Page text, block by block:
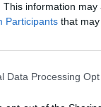
This information
Participants that
Data Processing
με δυο